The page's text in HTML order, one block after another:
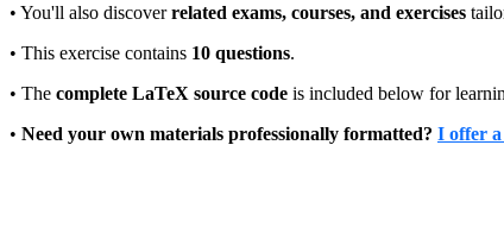
• You'll also discoverrelated exams, courses, and exercises
• This exercise contains 10 questions.
• The complete LaTeX source code is included below for
• Need your own materials professionally formatted? I offer a